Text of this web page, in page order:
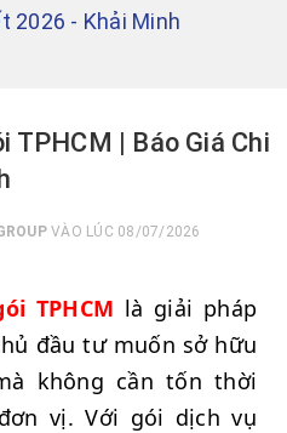
2026 - Khải Minh
TPHCM | Báo Giá Chi
VÀO LÚC 08/07/2026
TPHCM là giải pháp
đầu tư muốn sở hữu
không cần tốn thời
vị. Với gói dịch vụ